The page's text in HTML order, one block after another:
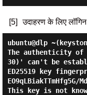
[5] उदाहरण के लिए
ubuntu@dlp
The authenticity of
30)' can't be
ED25519 key
EO9qLBiakTTmHfg5G/
This key is not